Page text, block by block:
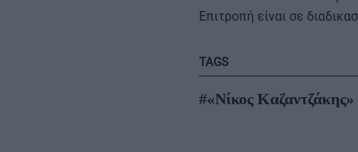
Επιτροπή είναι σε
TAGS
#«Νίκος Καζαντζάκης»